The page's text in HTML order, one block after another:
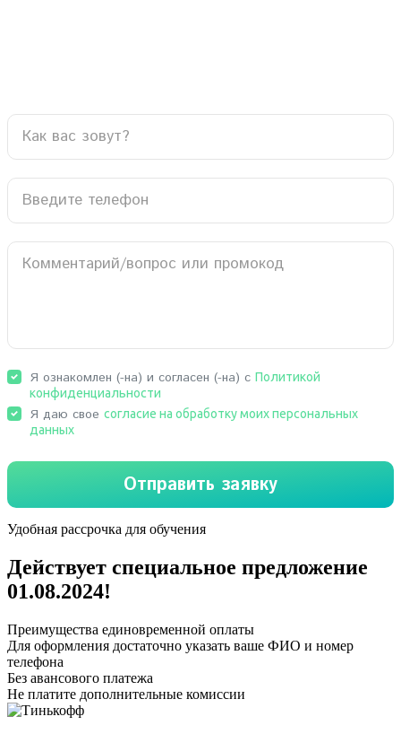
Удобная рассрочка для обучения
Действует специальное предложение
01.08.2024!
Преимущества единовременной оплаты
Для оформления достаточно указать ваше ФИО и номер
телефона
Без авансового платежа
Не платите дополнительные комиссии